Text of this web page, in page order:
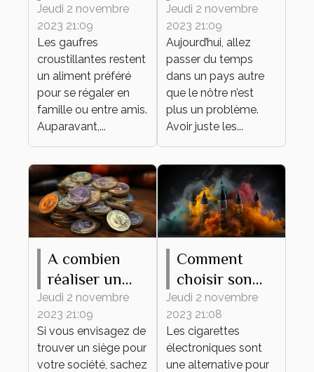
gaufrier ?
Jeudi 2 novembre
2023 21:09
Les gaufres
croustillantes restent
un aliment préféré
pour se régaler en
famille ou entre amis.
Auparavant,...
savoir ?
Jeudi 2 novembre
2023 21:09
Aujourd’hui, allez
passer du temps
dans un pays autre
que le nôtre n’est
plus un problème.
Avoir juste les...
A combien
réaliser un
tampon d'une
société ?
Jeudi 2 novembre
2023 21:09
Si vous envisagez de
trouver un siège pour
votre société, sachez
Comment
choisir son
premier e-
liquide ?
Jeudi 2 novembre
2023 21:08
Les cigarettes
électroniques sont
une alternative pour